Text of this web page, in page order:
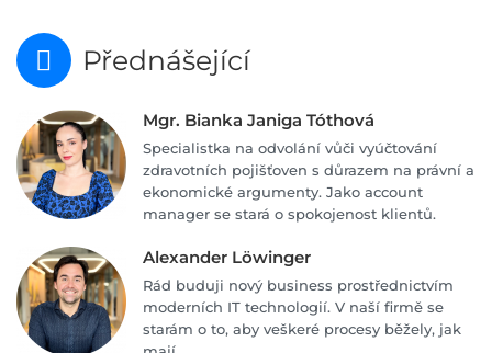
Přednášející
Mgr. Bianka Janiga Tóthová
Specialistka na odvolání vůči vyúčtování
zdravotních pojišťoven s důrazem na právní a
ekonomické argumenty. Jako account
manager se stará o spokojenost klientů.
Alexander Löwinger
Rád buduji nový business prostřednictvím
moderních IT technologií. V naší firmě se
starám o to, aby veškeré procesy běžely, jak